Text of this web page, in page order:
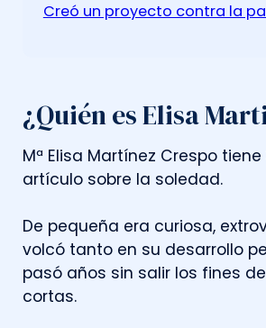
Creó un proyecto contra la
¿Quién es Elisa
Mª Elisa Martínez Crespo tiene
artículo sobre la soledad.
De pequeña era curiosa, extro
volcó tanto en su desarrollo pe
pasó años sin salir los fines de
cortas.